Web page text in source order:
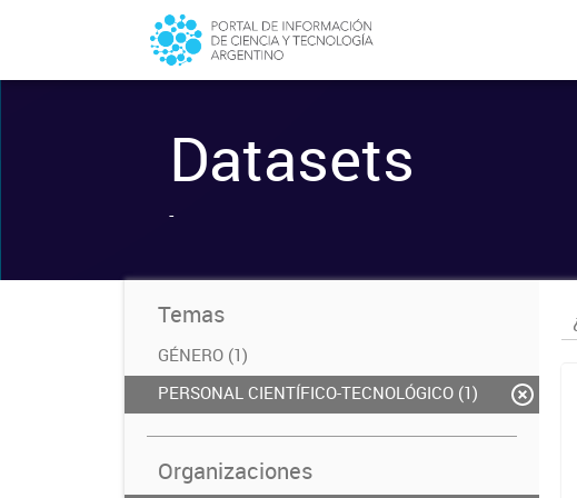
Datasets
-
Temas
GÉNERO (1)
PERSONAL CIENTÍFICO-TECNOLÓGICO (1)
Organizaciones